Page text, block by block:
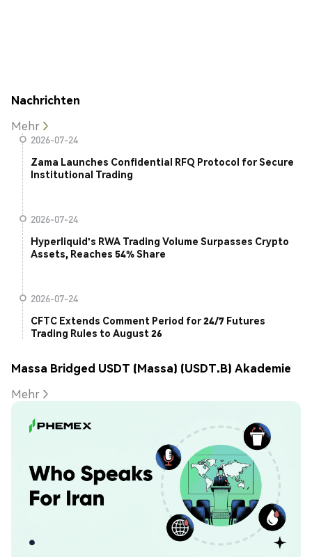
Nachrichten
Mehr
2026-07-24
Zama Launches Confidential RFQ Protocol for Secure
Institutional Trading
2026-07-24
Hyperliquid's RWA Trading Volume Surpasses Crypto
Assets, Reaches 54% Share
2026-07-24
CFTC Extends Comment Period for 24/7 Futures
Trading Rules to August 26
Massa Bridged USDT (Massa) (USDT.B) Akademie
Mehr